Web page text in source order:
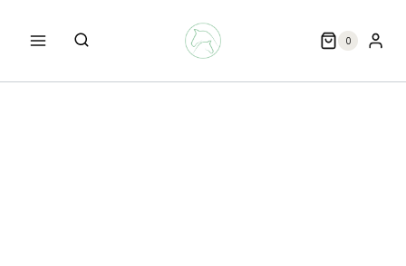
0